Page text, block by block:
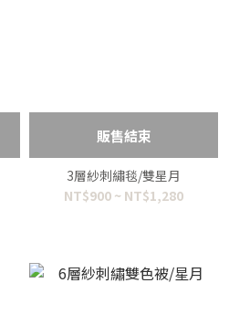
販售結束
3層紗刺繡毯/雙星月
NT$900 ~ NT$1,280